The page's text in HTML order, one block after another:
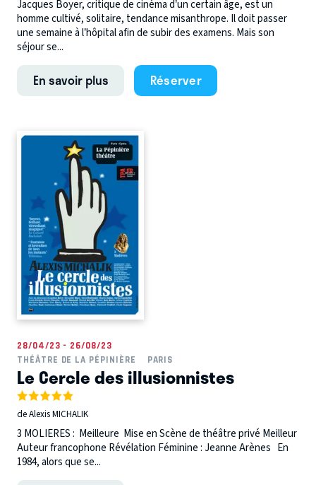
Jacques Boyer, critique de cinéma d’un certain âge, est un
homme cultivé, solitaire, tendance misanthrope. Il doit passer
une semaine à l’hôpital afin de subir des examens. Mais son
séjour se...
En savoir plus Réserver
28/04/23 - 26/08/23
THÉÂTRE DE LA PÉPINIÈRE
PARIS
Le Cercle des illusionnistes
de Alexis MICHALIK
3 MOLIERES : Meilleure Mise en Scène de théâtre privé Meilleur
Auteur francophone Révélation Féminine : Jeanne Arènes En
1984, alors que se...